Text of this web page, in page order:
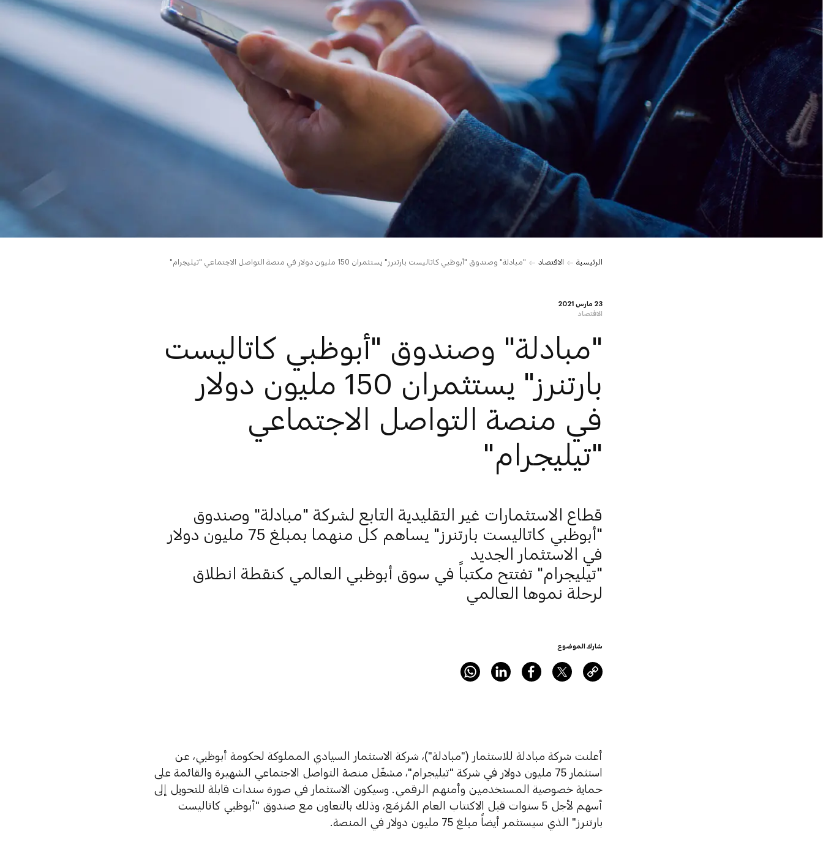
الرئيسية الاقتصاد "مبادلة" وصندوق "أبوظبي كاتاليست بارتنرز" يستثمران 150 مليون دولار في منصة التواصل الاجتماعي "تيليجرام"
23 مارس 2021
الاقتصاد
"مبادلة" وصندوق "أبوظبي كاتاليست
بارتنرز" يستثمران 150 مليون دولار
في منصة التواصل الاجتماعي
"تيليجرام"
قطاع الاستثمارات غير التقليدية التابع لشركة "مبادلة" وصندوق
"أبوظبي كاتاليست بارتنرز" يساهم كل منهما بمبلغ 75 مليون دولار
في الاستثمار الجديد
"تيليجرام" تفتتح مكتباً في سوق أبوظبي العالمي كنقطة انطلاق
لرحلة نموها العالمي
شارك الموضوع
أعلنت شركة مبادلة للاستثمار ("مبادلة")، شركة الاستثمار السيادي المملوكة لحكومة أبوظبي، عن
استثمار 75 مليون دولار في شركة "تيليجرام"، مشغّل منصة التواصل الاجتماعي الشهيرة والقائمة على
حماية خصوصية المستخدمين وأمنهم الرقمي. وسيكون الاستثمار في صورة سندات قابلة للتحويل إلى
أسهم لأجل 5 سنوات قبل الاكتتاب العام المُزمَع، وذلك بالتعاون مع صندوق "أبوظبي كاتاليست
بارتنرز" الذي سيستثمر أيضاً مبلغ 75 مليون دولار في المنصة.